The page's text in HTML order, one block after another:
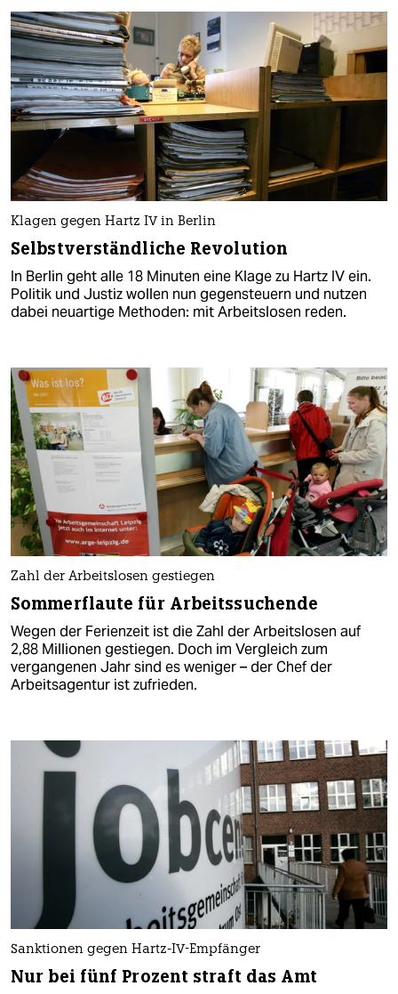
Klagen gegen Hartz IV in Berlin
Selbstverständliche Revolution
In Berlin geht alle 18 Minuten eine Klage zu Hartz IV ein.
Politik und Justiz wollen nun gegensteuern und nutzen
dabei neuartige Methoden: mit Arbeitslosen reden.
Zahl der Arbeitslosen gestiegen
Sommerflaute für Arbeitssuchende
Wegen der Ferienzeit ist die Zahl der Arbeitslosen auf
2,88 Millionen gestiegen. Doch im Vergleich zum
vergangenen Jahr sind es weniger – der Chef der
Arbeitsagentur ist zufrieden.
Sanktionen gegen Hartz-IV-Empfänger
Nur bei fünf Prozent straft das Amt